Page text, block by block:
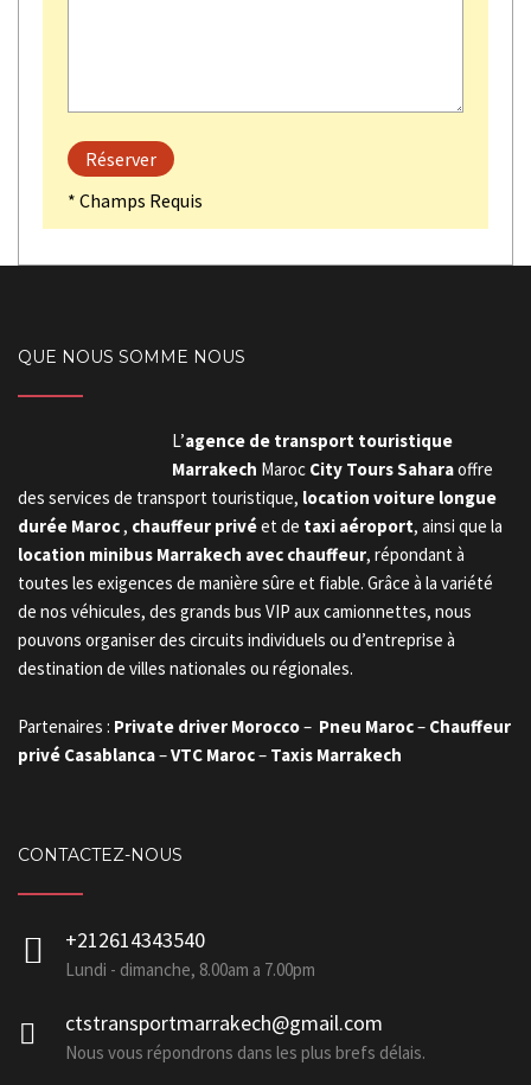
* Champs Requis
QUE NOUS SOMME NOUS
L’agence de transport touristique
Marrakech Maroc City Tours Saharaoffre
des services de transport touristique, location voiture longue
durée Maroc, chauffeur privéet de taxi aéroport, ainsi que la
location minibus Marrakech avec chauffeur, répondant à
toutes les exigences de manière sûre et fiable. Grâce à la variété
de nos véhicules, des grands bus VIP aux camionnettes, nous
pouvons organiser des circuits individuels ou d’entreprise à
destination de villes nationales ou régionales.
Partenaires : Private driver Morocco– Pneu Maroc– Chauffeur
privé Casablanca–VTC Maroc– Taxis Marrakech
CONTACTEZ-NOUS
+212614343540
Lundi - dimanche, 8.00am a 7.00pm
ctstransportmarrakech@gmail.com
Nous vous répondrons dans les plus brefs délais.